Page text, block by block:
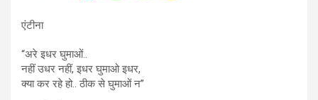
एंटीना
“अरे इधर घुमाओं..
नहीं उधर नहीं, इधर घुमाओ इधर,
क्या कर रहे हो.. ठीक से घुमाओं न”